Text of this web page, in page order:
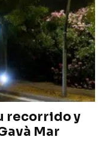
recorrido y
Mar